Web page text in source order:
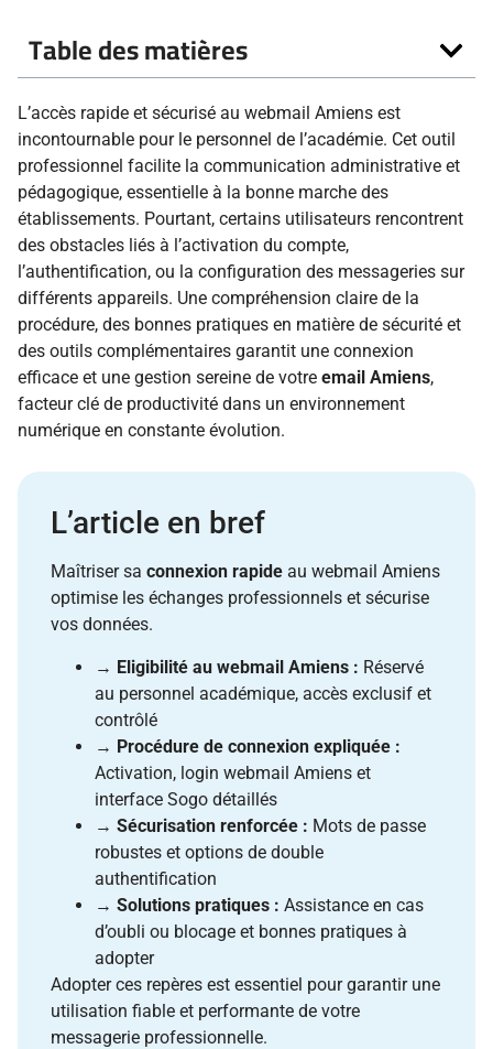
Table des matières
L’accès rapide et sécurisé au webmail Amiens est
incontournable pour le personnel de l’académie. Cet outil
professionnel facilite la communication administrative et
pédagogique, essentielle à la bonne marche des
établissements. Pourtant, certains utilisateurs rencontrent
des obstacles liés à l’activation du compte,
l’authentification, ou la configuration des messageries sur
différents appareils. Une compréhension claire de la
procédure, des bonnes pratiques en matière de sécurité et
des outils complémentaires garantit une connexion
efficace et une gestion sereine de votre email Amiens,
facteur clé de productivité dans un environnement
numérique en constante évolution.
L’article en bref
Maîtriser sa connexion rapide au webmail Amiens
optimise les échanges professionnels et sécurise
vos données.
→ Eligibilité au webmail Amiens : Réservé
au personnel académique, accès exclusif et
contrôlé
→ Procédure de connexion expliquée :
Activation, login webmail Amiens et
interface Sogo détaillés
→ Sécurisation renforcée : Mots de passe
robustes et options de double
authentification
→ Solutions pratiques : Assistance en cas
d’oubli ou blocage et bonnes pratiques à
adopter
Adopter ces repères est essentiel pour garantir une
utilisation fiable et performante de votre
messagerie professionnelle.